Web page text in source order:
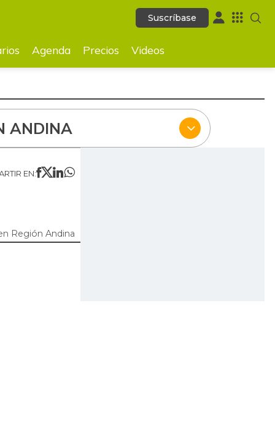
Suscríbase
Videos
Suscríbase
Agenda Precios Videos
ANDINA
EN:
Región Andina